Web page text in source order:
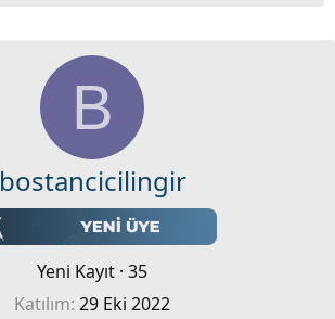
B
bostancicilingir
Yeni Kayıt · 35
Katılım 29 Eki 2022